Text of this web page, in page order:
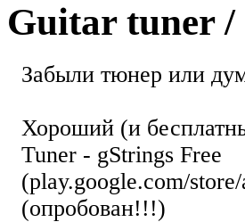
Guitar tuner
Забыли тюнер или
Хороший (и
Tuner - gStrings Free
(play.google.com/
(опробован!!!)